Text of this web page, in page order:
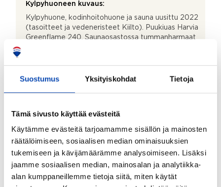
Suostumus Yksityiskohdat Tietoja
Tämä sivusto käyttää evästeitä
Käytämme evästeitä tarjoamamme sisällön ja mainosten
räätälöimiseen, sosiaalisen median ominaisuuksien
tukemiseen ja kävijämäärämme analysoimiseen. Lisäksi
jaamme sosiaalisen median, mainosalan ja analytiikka-
alan kumppaneillemme tietoja siitä, miten käytät
Kylpyhuoneen kuvaus:
Kylpyhuone, kodinhoitohuone ja sauna uusittu 2022
(tasoitteet ja vedeneristeet Kiilto). Puukiuas Harvia
Greenflame 240. Saunaosastossa tummanharmaat
allaskaappi, iso pesuallas ja iso peili. Erillinen wc.
Saunaosaston katto kaunista panelia. Kaksi suihkua.
WC-istuin, suihku, suihkuseinä ja lattialämmitys
Laatta
Seinämateriaalit:
Kaakeli ja paneeli